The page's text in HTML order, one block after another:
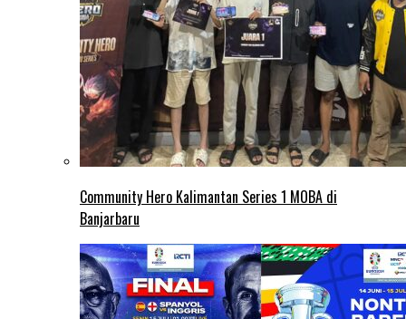
Community Hero Kalimantan Series 1 MOBA di
Banjarbaru